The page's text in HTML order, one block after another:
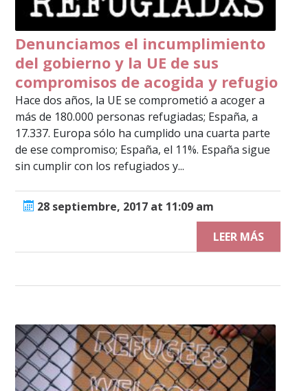
Denunciamos el incumplimiento
del gobierno y la UE de sus
compromisos de acogida y refugio
Hace dos años, la UE se comprometió a acoger a
más de 180.000 personas refugiadas; España, a
17.337. Europa sólo ha cumplido una cuarta parte
de ese compromiso; España, el 11%. España sigue
sin cumplir con los refugiados y...
28 septiembre, 2017 at 11:09 am
LEER MÁS